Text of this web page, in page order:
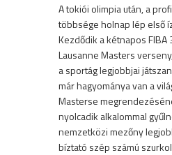
A tokiói olimpia után, a
többsége holnap lép első
Kezdődik a kétnapos FIBA
Lausanne Masters
a sportág legjobbjai
már hagyománya van a
Masterse
nyolcadik alkalommal
nemzetközi mezőny
bíztató szép számú